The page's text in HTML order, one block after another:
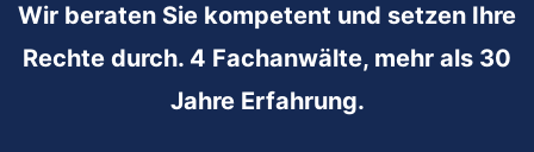
Wir beraten Sie kompetent und setzen Ihre
Rechte durch. 4 Fachanwälte, mehr als 30
Jahre Erfahrung.